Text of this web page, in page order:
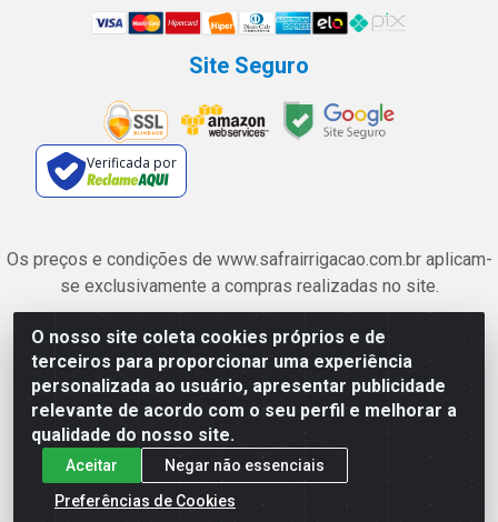
O nosso site coleta cookies próprios e de
terceiros para proporcionar uma experiência
personalizada ao usuário, apresentar publicidade
relevante de acordo com o seu perfil e melhorar a
qualidade do nosso site.
Aceitar
Negar não essenciais
Preferências de Cookies
Site Seguro
Verificada por
Os preços e condições de www.safrairrigacao.com.br aplicam-
se exclusivamente a compras realizadas no site.
Safra Agrícola e Pecuária LTDA - Avenida Castelo Branco, 5330 -
Esplanada dos Anicuns, Goiânia/GO - CEP 74.433-205 - CNPJ
06.315.490/0001-00